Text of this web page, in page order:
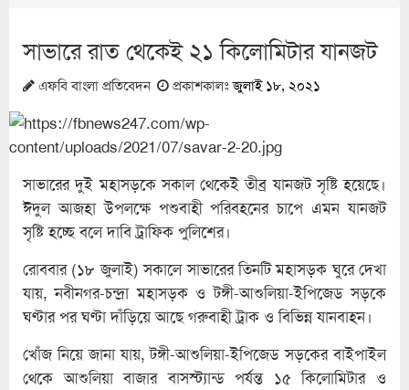
সাভারে রাত থেকেই ২১ কিলোমিটার যানজট
এফবি বাংলা প্রতিবেদন প্রকাশকালঃজুলাই ১৮, ২০২১
সাভারের দুই মহাসড়কে সকাল থেকেই তীব্র যানজট সৃষ্টি হয়েছে।
ঈদুল আজহা উপলক্ষে পশুবাহী পরিবহনের চাপে এমন যানজট
সৃষ্টি হচ্ছে বলে দাবি ট্রাফিক পুলিশের।
রোববার (১৮ জুলাই) সকালে সাভারের তিনটি মহাসড়ক ঘুরে দেখা
যায়, নবীনগর-চন্দ্রা মহাসড়ক ও টঙ্গী-আশুলিয়া-ইপিজেড সড়কে
ঘণ্টার পর ঘণ্টা দাঁড়িয়ে আছে গরুবাহী ট্রাক ও বিভিন্ন যানবাহন।
খোঁজ নিয়ে জানা যায়, টঙ্গী-আশুলিয়া-ইপিজেড সড়কের বাইপাইল
থেকে আশুলিয়া বাজার বাসস্ট্যান্ড পর্যন্ত ১৫ কিলোমিটার ও